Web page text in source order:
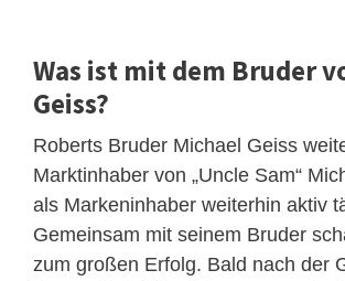
Was ist mit dem Bruder
Geiss?
Roberts Bruder Michael Geiss
Marktinhaber von „Uncle Sam“
als Markeninhaber weiterhin aktiv
Gemeinsam mit seinem Bruder
zum großen Erfolg. Bald nach der